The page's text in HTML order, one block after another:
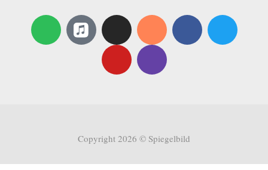
Copyright 2026 © Spiegelbild